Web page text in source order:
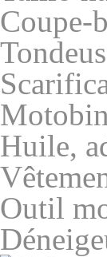
Coupe-
Huile,
Outil